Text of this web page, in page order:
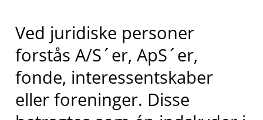
Ved juridiske personer
forstås A/S´er, ApS´er,
fonde, interessentskaber
eller foreninger. Disse